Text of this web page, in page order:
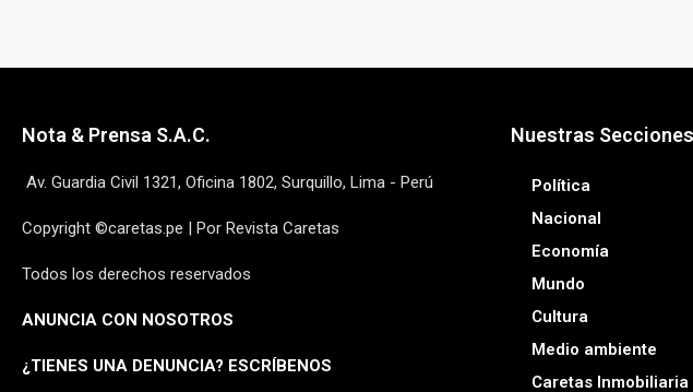
Nota & Prensa S.A.C.
Av. Guardia Civil 1321, Oficina 1802, Surquillo, Lima - Perú
Copyright ©caretas.pe | Por Revista Caretas
Todos los derechos reservados
ANUNCIA CON NOSOTROS
¿TIENES UNA DENUNCIA? ESCRÍBENOS
Nuestras Secciones
Política
Nacional
Economía
Mundo
Cultura
Medio ambiente
Caretas Inmobiliaria